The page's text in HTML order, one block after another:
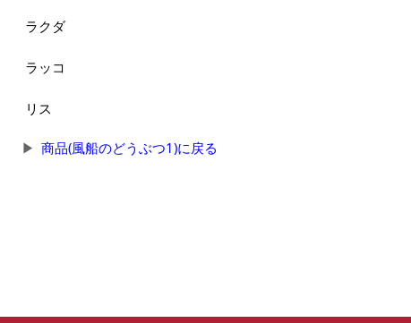
ラクダ
ラッコ
リス
商品(風船のどうぶつ1)に戻る